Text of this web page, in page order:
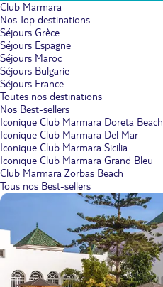
Club Marmara
Nos Top destinations
Séjours Grèce
Séjours Espagne
Séjours Maroc
Séjours Bulgarie
Séjours France
Toutes nos destinations
Nos Best-sellers
Iconique Club Marmara Doreta Beach
Iconique Club Marmara Del Mar
Iconique Club Marmara Sicilia
Iconique Club Marmara Grand Bleu
Club Marmara Zorbas Beach
Tous nos Best-sellers